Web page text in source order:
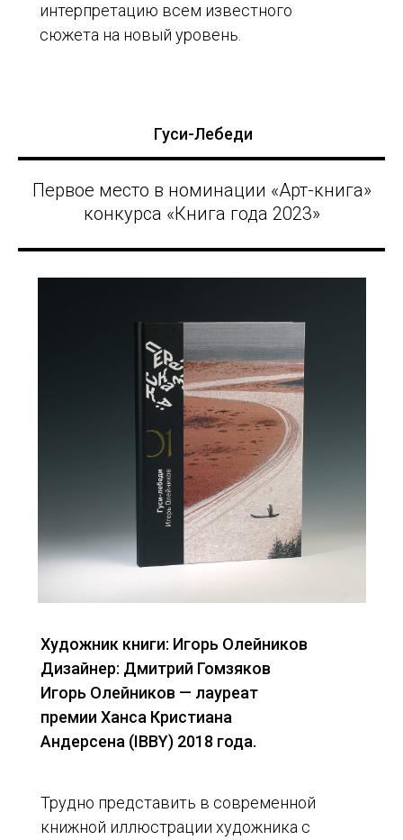
интерпретацию всем известного
сюжета на новый уровень.
Гуси-Лебеди
Первое место в номинации «Арт-книга»
конкурса «Книга года 2023»
Художник книги: Игорь Олейников
Дизайнер: Дмитрий Гомзяков
Игорь Олейников — лауреат
премии Ханса Кристиана
Андерсена (IBBY) 2018 года.
Трудно представить в современной
книжной иллюстрации художника с